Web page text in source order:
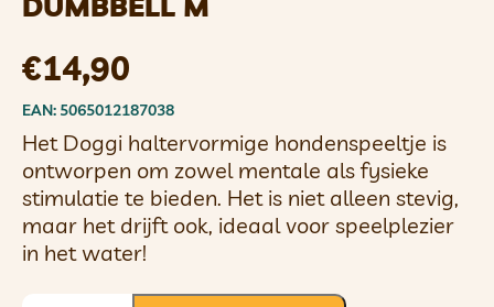
€14,90
EAN: 5065012187038
Het Doggi haltervormige hondenspeeltje is
ontworpen om zowel mentale als fysieke
stimulatie te bieden. Het is niet alleen stevig,
maar het drijft ook, ideaal voor speelplezier
in het water!